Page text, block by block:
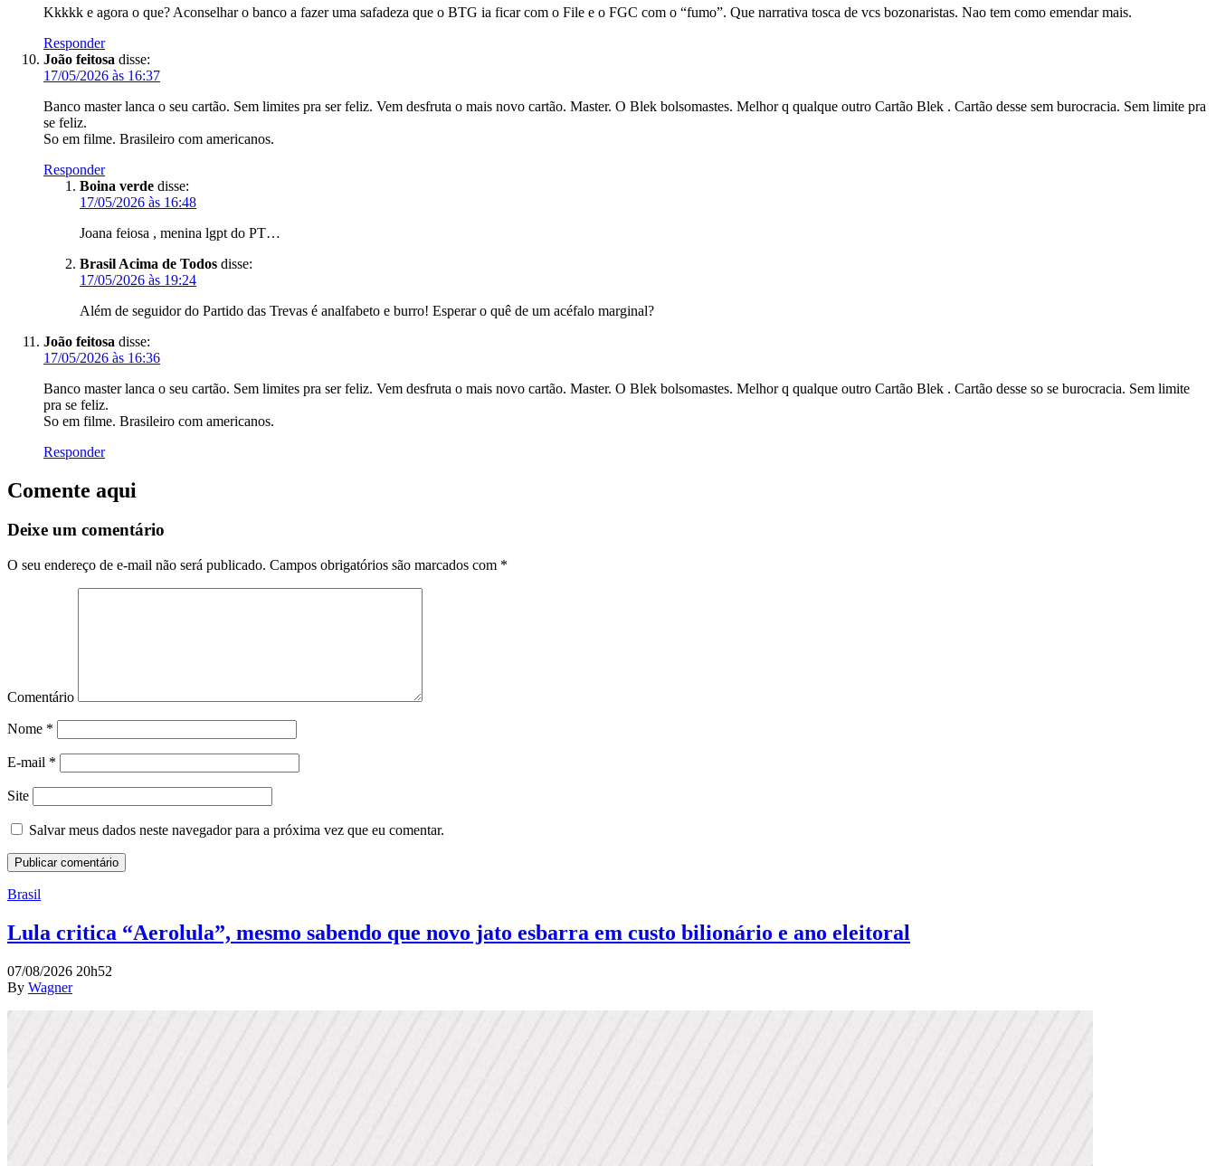
Kkkkk e agora o que? Aconselhar o banco a fazer uma safadeza que o BTG ia ficar com o File e o FGC com o “fumo”. Que narrativa tosca de vcs bozonaristas. Nao tem como emendar mais.
Responder
João feitosa disse:
17/05/2026 às 16:37
Banco master lanca o seu cartão. Sem limites pra ser feliz. Vem desfruta o mais novo cartão. Master. O Blek bolsomastes. Melhor q qualque outro Cartão Blek . Cartão desse sem burocracia. Sem limite pra
se feliz.
So em filme. Brasileiro com americanos.
Responder
Boina verde disse:
17/05/2026 às 16:48
Joana feiosa , menina lgpt do PT…
Brasil Acima de Todos disse:
17/05/2026 às 19:24
Além de seguidor do Partido das Trevas é analfabeto e burro! Esperar o quê de um acéfalo marginal?
João feitosa disse:
17/05/2026 às 16:36
Banco master lanca o seu cartão. Sem limites pra ser feliz. Vem desfruta o mais novo cartão. Master. O Blek bolsomastes. Melhor q qualque outro Cartão Blek . Cartão desse so se burocracia. Sem limite
pra se feliz.
So em filme. Brasileiro com americanos.
Responder
Comente aqui
Deixe um comentário
O seu endereço de e-mail não será publicado. Campos obrigatórios são marcados com *
Comentário
Nome *
E-mail *
Site
Salvar meus dados neste navegador para a próxima vez que eu comentar.
Brasil
Lula critica “Aerolula”, mesmo sabendo que novo jato esbarra em custo bilionário e ano eleitoral
07/08/2026 20h52
By Wagner